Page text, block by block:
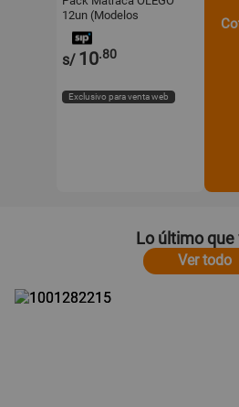
12un (Modelos
Aleatorios)
s/ 10.80
Exclusivo para venta web
Lo último que
Ver todo